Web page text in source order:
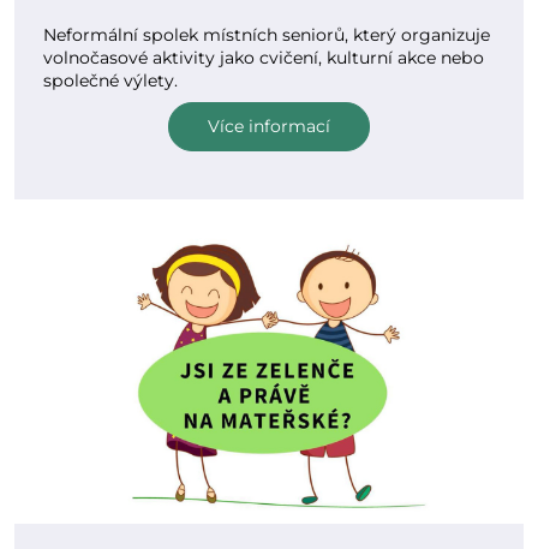
Neformální spolek místních seniorů, který organizuje
volnočasové aktivity jako cvičení, kulturní akce nebo
společné výlety.
Více informací